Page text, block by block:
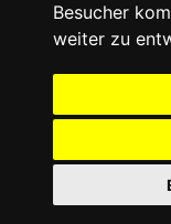
Besucher
weiter zu